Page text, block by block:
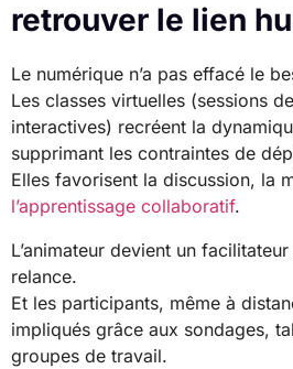
retrouver le lien
Le numérique n’a pas effacé le
Les classes virtuelles (sessions
interactives) recréent la
supprimant les contraintes de
Elles favorisent la discussion, la
l’apprentissage collaboratif.
L’animateur devient un
relance.
Et les participants, même à
impliqués grâce aux sondages,
groupes de travail.